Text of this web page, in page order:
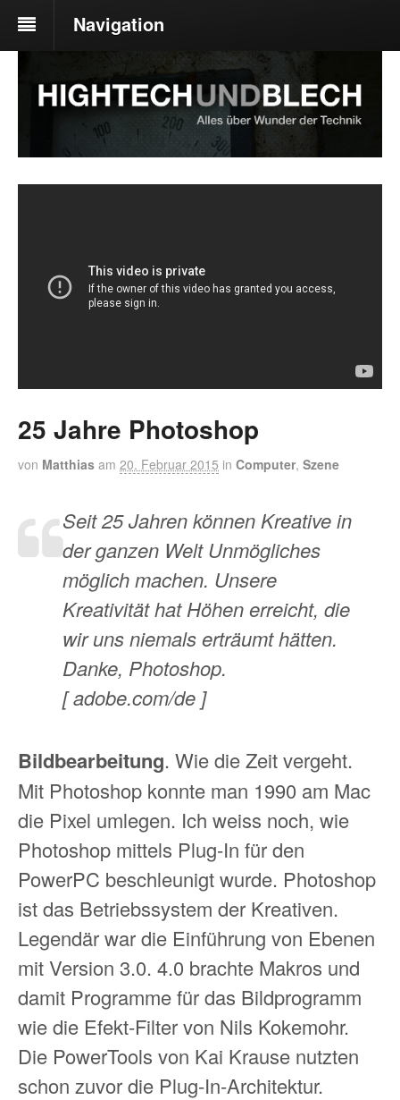
Navigation
25 Jahre Photoshop
von Matthias am 20. Februar 2015 in Computer, Szene
Seit 25 Jahren können Kreative in
der ganzen Welt Unmögliches
möglich machen. Unsere
Kreativität hat Höhen erreicht, die
wir uns niemals erträumt hätten.
Danke, Photoshop.
[ adobe.com/de ]
Bildbearbeitung. Wie die Zeit vergeht.
Mit Photoshop konnte man 1990 am Mac
die Pixel umlegen. Ich weiss noch, wie
Photoshop mittels Plug-In für den
PowerPC beschleunigt wurde. Photoshop
ist das Betriebssystem der Kreativen.
Legendär war die Einführung von Ebenen
mit Version 3.0. 4.0 brachte Makros und
damit Programme für das Bildprogramm
wie die Efekt-Filter von Nils Kokemohr.
Die PowerTools von Kai Krause nutzten
schon zuvor die Plug-In-Architektur.